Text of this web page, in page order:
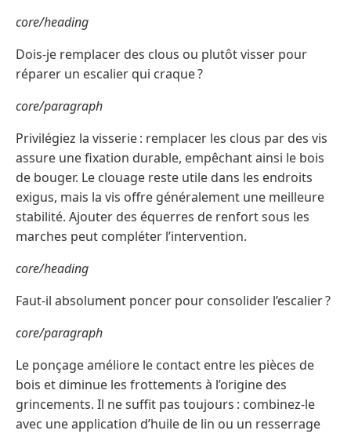
core/heading
Dois-je remplacer des clous ou plutôt visser pour
réparer un escalier qui craque ?
core/paragraph
Privilégiez la visserie : remplacer les clous par des vis
assure une fixation durable, empêchant ainsi le bois
de bouger. Le clouage reste utile dans les endroits
exigus, mais la vis offre généralement une meilleure
stabilité. Ajouter des équerres de renfort sous les
marches peut compléter l’intervention.
core/heading
Faut-il absolument poncer pour consolider l’escalier ?
core/paragraph
Le ponçage améliore le contact entre les pièces de
bois et diminue les frottements à l’origine des
grincements. Il ne suffit pas toujours : combinez-le
avec une application d’huile de lin ou un resserrage